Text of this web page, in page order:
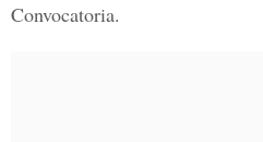
Convocatoria.